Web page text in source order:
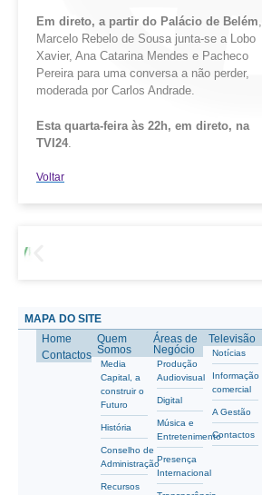
Em direto, a partir do Palácio de Belém,
Marcelo Rebelo de Sousa junta-se a Lobo
Xavier, Ana Catarina Mendes e Pacheco
Pereira para uma conversa a não perder,
moderada por Carlos Andrade.
Esta quarta-feira às 22h, em direto, na
TVI24
Voltar
MAPA DO SITE
Home
Contactos
Quem
Somos
Media
Capital, a
construir o
Futuro
História
Conselho de
Administração
Recursos
Áreas de
Negócio
Produção
Audiovisual
Digital
Música e
Entretenimento
Presença
Internacional
Televisão
Notícias
Informação
comercial
A Gestão
Contactos